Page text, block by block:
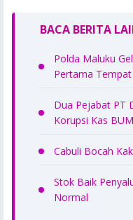
BACA BERITA
Polda Maluku
Pertama
Dua Pejabat PT
Korupsi Kas
Cabuli Bocah
Stok Baik
Normal